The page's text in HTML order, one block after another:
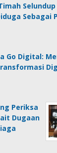
Sebagai
Go Digital:
Periksa
Dugaan